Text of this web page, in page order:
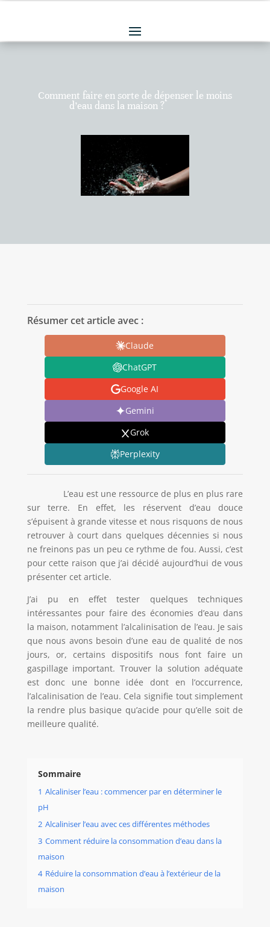
Comment faire en sorte de dépenser le moins
d’eau dans la maison ?
Résumer cet article avec :
Claude
ChatGPT
Google AI
Gemini
Grok
Perplexity
L’eau est une ressource de plus en plus rare
sur terre. En effet, les réservent d’eau douce
s’épuisent à grande vitesse et nous risquons de nous
retrouver à court dans quelques décennies si nous
ne freinons pas un peu ce rythme de fou. Aussi, c’est
pour cette raison que j’ai décidé aujourd’hui de vous
présenter cet article.
J’ai pu en effet tester quelques techniques
intéressantes pour faire des économies d’eau dans
la maison, notamment l’alcalinisation de l’eau. Je sais
que nous avons besoin d’une eau de qualité de nos
jours, or, certains dispositifs nous font faire un
gaspillage important. Trouver la solution adéquate
est donc une bonne idée dont en l’occurrence,
l’alcalinisation de l’eau. Cela signifie tout simplement
la rendre plus basique qu’acide pour qu’elle soit de
meilleure qualité.
Sommaire
1 Alcaliniser l’eau : commencer par en déterminer le
pH
2 Alcaliniser l’eau avec ces différentes méthodes
3 Comment réduire la consommation d’eau dans la
maison
4 Réduire la consommation d’eau à l’extérieur de la
maison